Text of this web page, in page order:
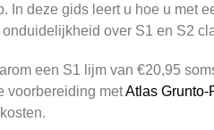
In deze gids leert u hoe u met
over S1 en S2
een S1 lijm van €20,95
voorbereiding metAtlas Grunto-